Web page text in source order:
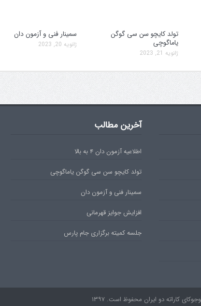
تولد کایچو سن سی گوگن
یاماگوچی
ژانویه 21, 2023
سمینار فنی و آزمون دان
ژانویه 20, 2023
سمینار فنی و آزمون دان قهرمانی
آخرین مطالب
اطلاعیه آزمون دان ۴ به بالا
تولد کایچو سن سی گوگن یاماگوچی
سمینار فنی و آزمون دان
افزایش جوایز قهرمانی
جلسه کمیته برگزاری جام پارس
کاراته دو ایران محفوظ است. ۱۳۹۷